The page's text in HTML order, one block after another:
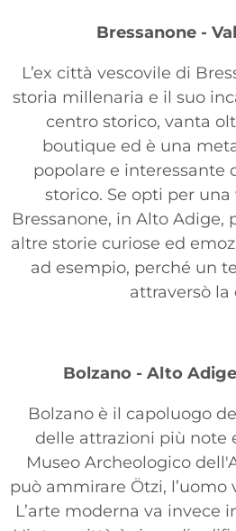
Bressanone -
L’ex città vescovile di
storia millenaria e il suo
centro storico, vanta
boutique ed è una
popolare e interessante
storico. Se opti per
Bressanone, in Alto Adige,
altre storie curiose ed
ad esempio, perché un
attraversò la
Bolzano - Alto
Bolzano è il capoluogo
delle attrazioni più note
Museo Archeologico
può ammirare Ötzi,
L’arte moderna va invece